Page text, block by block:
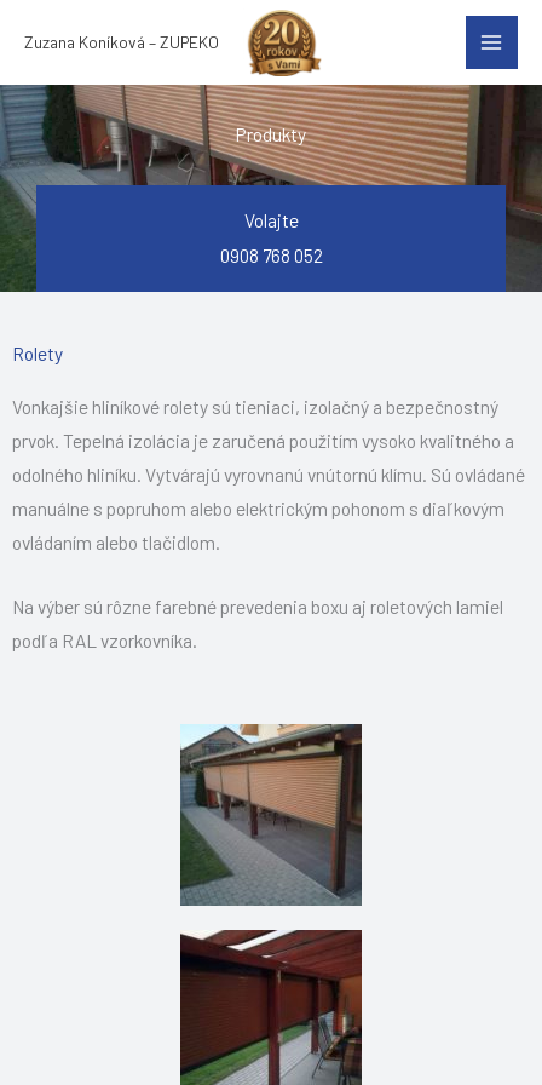
obsah
Zuzana Koníková – ZUPEKO
Produkty
Volajte
0908 768 052
Rolety
Vonkajšie hliníkové rolety sú tieniaci, izolačný a bezpečnostný
prvok. Tepelná izolácia je zaručená použitím vysoko kvalitného a
odolného hliníku. Vytvárajú vyrovnanú vnútornú klímu. Sú ovládané
manuálne s popruhom alebo elektrickým pohonom s diaľkovým
ovládaním alebo tlačidlom.
Na výber sú rôzne farebné prevedenia boxu aj roletových lamiel
podľa RAL vzorkovníka.